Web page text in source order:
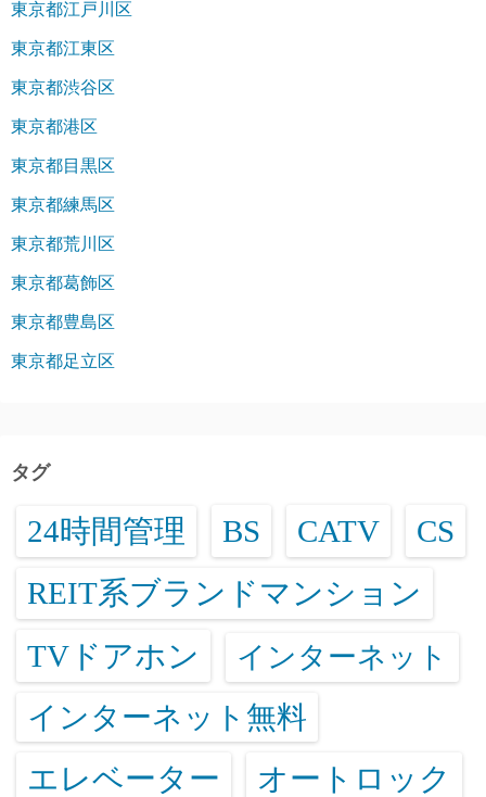
東京都江戸川区
東京都江東区
東京都渋谷区
東京都港区
東京都目黒区
東京都練馬区
東京都荒川区
東京都葛飾区
東京都豊島区
東京都足立区
タグ
24時間管理 BS CATV CS
REIT系ブランドマンション
TVドアホン インターネット
インターネット無料
エレベーター オートロック